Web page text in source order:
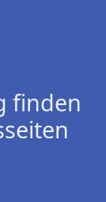
finden